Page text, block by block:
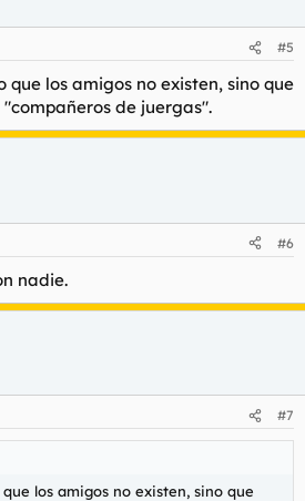
inútil, que conmigo no es tan facil
ni que jugar a su própio juego...sólo
hunda.
2 horas y me he fumado varios
de gordos.
#5
que los amigos no existen, sino que
de juergas".
#6
nadie.
#7
los amigos no existen, sino que